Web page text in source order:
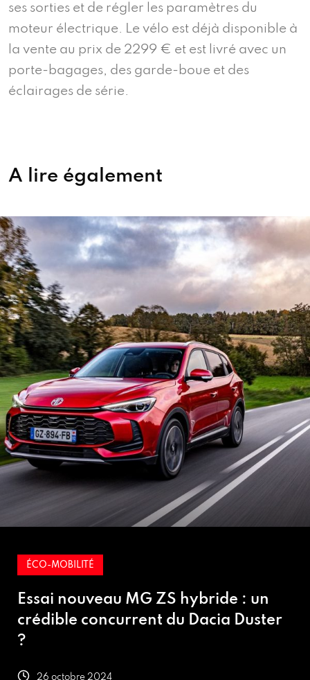
ses sorties et de régler les paramètres du
moteur électrique. Le vélo est déjà disponible à
la vente au prix de 2299 € et est livré avec un
porte-bagages, des garde-boue et des
éclairages de série.
A lire également
ÉCO-MOBILITÉ
Les nouveautés françaises à
2025